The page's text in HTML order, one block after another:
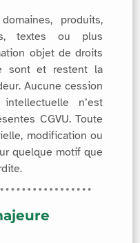
produits,
textes ou plus
objet de droits
sont et restent la
Aucune cession
n’est
CGVU. Toute
modification ou
quelque motif que